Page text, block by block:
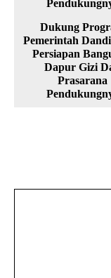
Dukung
Pemerintah
Persiapan
Dapur Gizi
Prasarana